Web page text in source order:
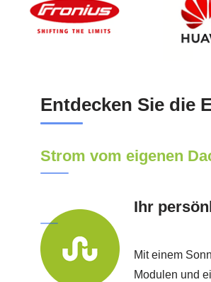
Entdecken Sie die
Strom vom eigenen
Ihr
Mit einem
Modulen und